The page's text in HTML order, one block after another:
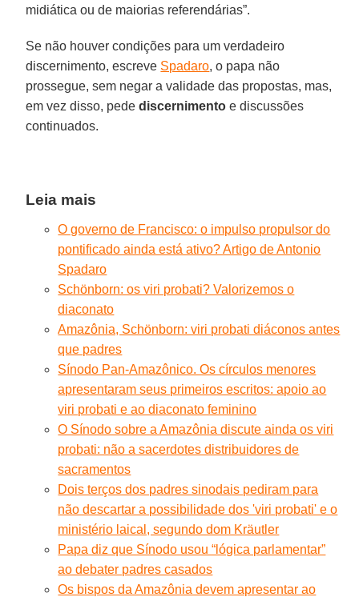
midiática ou de maiorias referendárias”.
Se não houver condições para um verdadeiro
discernimento, escreve Spadaro, o papa não
prossegue, sem negar a validade das propostas, mas,
em vez disso, pedediscernimento e discussões
continuados.
Leia mais
O governo de Francisco: o impulso propulsor do
pontificado ainda está ativo? Artigo de Antonio
Spadaro
Schönborn: os viri probati? Valorizemos o
diaconato
Amazônia, Schönborn: viri probati diáconos antes
que padres
Sínodo Pan-Amazônico. Os círculos menores
apresentaram seus primeiros escritos: apoio ao
viri probati e ao diaconato feminino
O Sínodo sobre a Amazônia discute ainda os viri
probati: não a sacerdotes distribuidores de
sacramentos
Dois terços dos padres sinodais pediram para
não descartar a possibilidade dos 'viri probati' e o
ministério laical, segundo dom Kräutler
Papa diz que Sínodo usou “lógica parlamentar”
ao debater padres casados
Os bispos da Amazônia devem apresentar ao